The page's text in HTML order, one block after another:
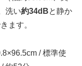
洗い約34dBと静か
ます。
/ 標準使